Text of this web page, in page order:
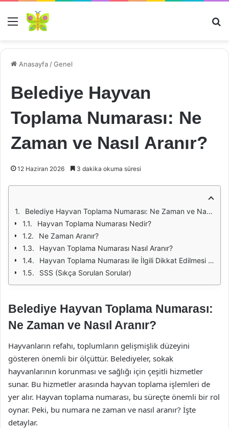
Menü
Anasayfa /Genel
Belediye Hayvan
Toplama Numarası: Ne
Zaman ve Nasıl Aranır?
12 Haziran 2026 3 dakika okuma süresi
Belediye Hayvan Toplama Numarası: Ne Zaman ve Nasıl Aranır?
Hayvan Toplama Numarası Nedir?
Ne Zaman Aranır?
Hayvan Toplama Numarası Nasıl Aranır?
Hayvan Toplama Numarası ile İlgili Dikkat Edilmesi Gerekenler
SSS (Sıkça Sorulan Sorular)
Belediye Hayvan Toplama Numarası:
Ne Zaman ve Nasıl Aranır?
Hayvanların refahı, toplumların gelişmişlik düzeyini
gösteren önemli bir ölçüttür. Belediyeler, sokak
hayvanlarının korunması ve sağlığı için çeşitli hizmetler
sunar. Bu hizmetler arasında hayvan toplama işlemleri de
yer alır. Hayvan toplama numarası, bu süreçte önemli bir rol
oynar. Peki, bu numara ne zaman ve nasıl aranır? İşte
detaylar.